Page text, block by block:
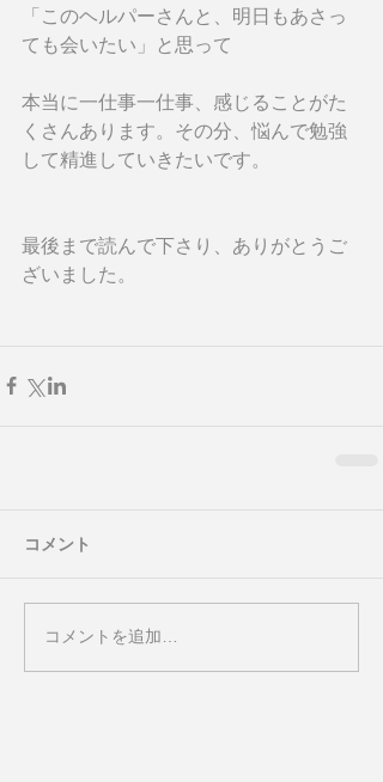
「このヘルパーさんと、明日もあさっ
ても会いたい」と思って
本当に一仕事一仕事、感じることがた
くさんあります。その分、悩んで勉強
して精進していきたいです。
最後まで読んで下さり、ありがとうご
ざいました。
コメント
コメントを追加…